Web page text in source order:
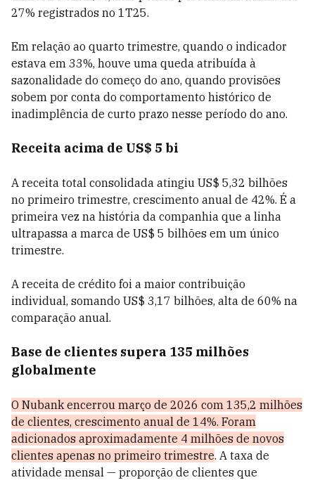
27% registrados no 1T25.
Em relação ao quarto trimestre, quando o indicador
estava em 33%, houve uma queda atribuída à
sazonalidade do começo do ano, quando provisões
sobem por conta do comportamento histórico de
inadimplência de curto prazo nesse período do ano.
Receita acima de US$ 5 bi
A receita total consolidada atingiu US$ 5,32 bilhões
no primeiro trimestre, crescimento anual de 42%. É a
primeira vez na história da companhia que a linha
ultrapassa a marca de US$ 5 bilhões em um único
trimestre.
A receita de crédito foi a maior contribuição
individual, somando US$ 3,17 bilhões, alta de 60% na
comparação anual.
Base de clientes supera 135 milhões
globalmente
O Nubank encerrou março de 2026 com 135,2 milhões
de clientes, crescimento anual de 14%. Foram
adicionados aproximadamente 4 milhões de novos
clientes apenas no primeiro trimestre. A taxa de
atividade mensal — proporção de clientes que